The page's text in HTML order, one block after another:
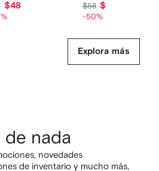
$48 $58 $29
-50%
Explora más
nada
novedades
de inventario y mucho más,